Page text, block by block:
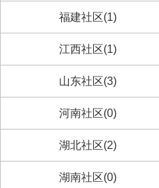
福建社区(1)
江西社区(1)
山东社区(3)
河南社区(0)
湖北社区(2)
湖南社区(0)